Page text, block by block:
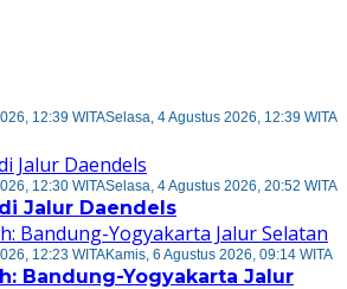
12:39 WITASelasa, 4 Agustus 2026, 12:39 WITA
12:30 WITASelasa, 4 Agustus 2026, 20:52 WITA
Jalur Daendels
12:23 WITAKamis, 6 Agustus 2026, 09:14 WITA
Bandung-Yogyakarta Jalur